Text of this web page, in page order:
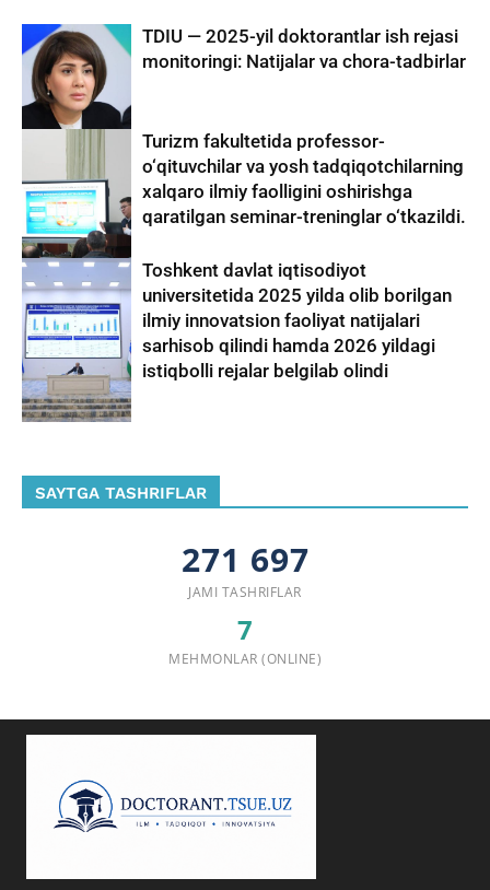
TDIU — 2025-yil doktorantlar ish rejasi
monitoringi: Natijalar va chora-tadbirlar
Turizm fakultetida professor-
o‘qituvchilar va yosh tadqiqotchilarning
xalqaro ilmiy faolligini oshirishga
qaratilgan seminar-treninglar o‘tkazildi.
Toshkent davlat iqtisodiyot
universitetida 2025 yilda olib borilgan
ilmiy innovatsion faoliyat natijalari
sarhisob qilindi hamda 2026 yildagi
istiqbolli rejalar belgilab olindi
SAYTGA TASHRIFLAR
271 697
JAMI TASHRIFLAR
7
MEHMONLAR (ONLINE)